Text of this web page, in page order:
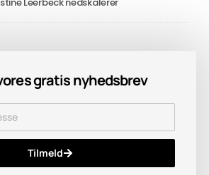
gratis nyhedsbrev
Tilmeld